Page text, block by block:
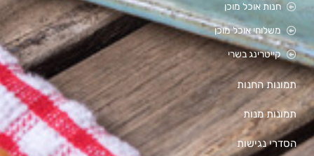
חנות אוכל מוכן
משלוחי אוכל מוכן
קייטרינג בשרי
תמונות החנות
תמונות מנות
הסדרי נגישות